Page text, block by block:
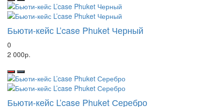
Бьюти-кейс L’case Phuket Черный
0
2 000р.
Бьюти-кейс L’case Phuket Серебро